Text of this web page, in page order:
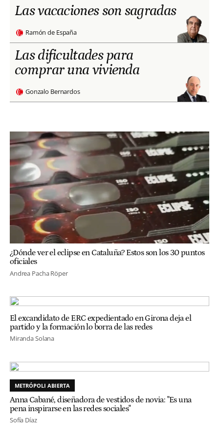
Las vacaciones son sagradas
Ramón de España
Las dificultades para
comprar una vivienda
Gonzalo Bernardos
¿Dónde ver el eclipse en Cataluña? Estos son los 30 puntos
oficiales
Andrea Pacha Röper
El excandidato de ERC expedientado en Girona deja el
partido y la formación lo borra de las redes
Miranda Solana
METRÓPOLI ABIERTA
Anna Cabané, diseñadora de vestidos de novia: "Es una
pena inspirarse en las redes sociales"
Sofía Díaz